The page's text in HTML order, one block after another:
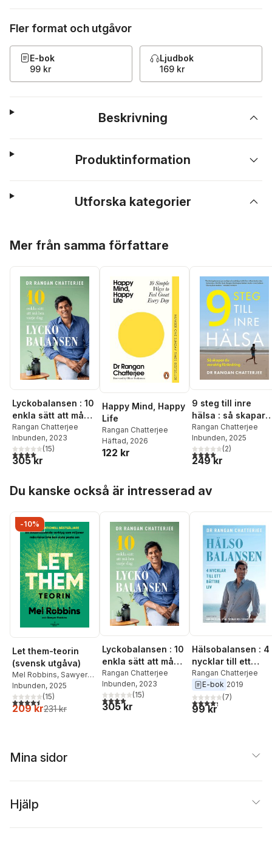
Fler format och utgåvor
E-bok
99 kr
Ljudbok
169 kr
Beskrivning
Produktinformation
Utforska kategorier
Mer från samma författare
Lyckobalansen : 10
enkla sätt att må
bra varje dag
Rangan Chatterjee
Inbunden, 2023
4,0utav 5 stjärnor. Totalt antal röster:
(15)
305 kr
Happy Mind, Happy
Life
Rangan Chatterjee
Häftad, 2026
122 kr
9 steg till inre
hälsa : så skapar
du varaktig
förändring
Rangan Chatterjee
Inbunden, 2025
4,0utav 5 stjärnor.
(2)
249 kr
Du kanske också är intresserad av
-10%
Let them-teorin
(svensk utgåva)
Mel Robbins, Sawyer
Robbins
Inbunden, 2025
4,5utav 5 stjärnor. Totalt antal röster:
(15)
209 kr231 kr
Lyckobalansen : 10
enkla sätt att må
bra varje dag
Rangan Chatterjee
Inbunden, 2023
4,0utav 5 stjärnor. Totalt antal röster:
(15)
305 kr
Hälsobalansen : 4
nycklar till ett
bättre liv - hur du
vilar, äter, tränar
och sover dig
friskare
Rangan Chatterjee
E-bok 2019
4,3utav 5 stjärnor.
(7)
99 kr
Mina sidor
Hjälp